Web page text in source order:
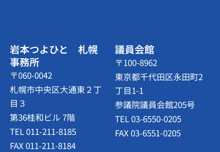
岩本つよひと 札幌
事務所
〒060-0042
札幌市中央区大通東２丁
目３
第36桂和ビル 7階
TEL 011-211-8185
FAX 011-211-8184
議員会館
〒100-8962
東京都千代田区永田町2
丁目1-1
参議院議員会館205号
TEL 03-6550-0205
FAX 03-6551-0205